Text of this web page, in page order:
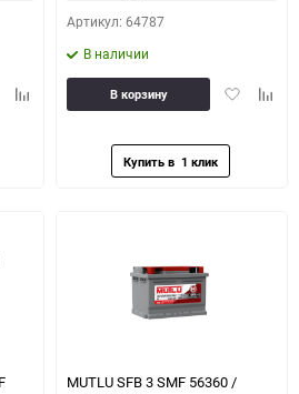
Добавить
Артикул: 64787
В наличии
Добавить
В корзину
MUTLU SFB 3 SMF 56360 /